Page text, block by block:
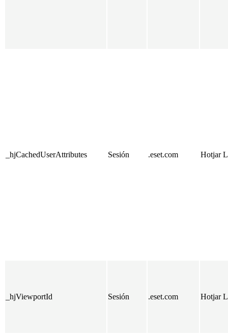
_hjCachedUserAttributes Sesión .eset.com Hotjar
_hjViewportId Sesión .eset.com Hotjar